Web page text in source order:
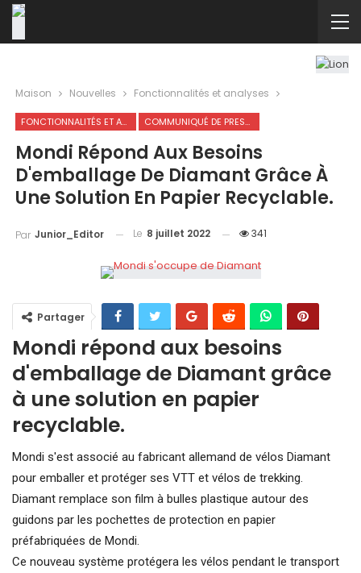
Maison Nouvelles Fonctionnalités et analyses
FONCTIONNALITÉS ET ANALYSES COMMUNIQUÉ DE PRESSE
Mondi Répond Aux Besoins
D'emballage De Diamant Grâce À
Une Solution En Papier Recyclable.
Par Junior_Editor Le 8 juillet 2022 341
Partager
Mondi répond aux besoins
d'emballage de Diamant grâce
à une solution en papier
recyclable.
Mondi s'est associé au fabricant allemand de vélos Diamant
pour emballer et protéger ses VTT et vélos de trekking.
Diamant remplace son film à bulles plastique autour des
guidons par les pochettes de protection en papier
préfabriquées de Mondi.
Ce nouveau système protégera les vélos pendant le transport